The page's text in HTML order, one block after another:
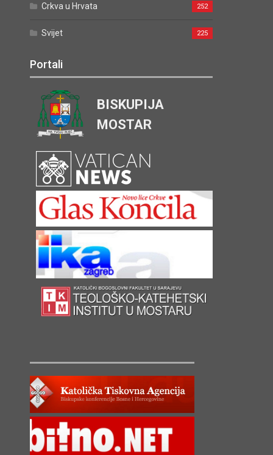
Crkva u Hrvata 252
Svijet 225
Portali
BISKUPIJA
MOSTAR